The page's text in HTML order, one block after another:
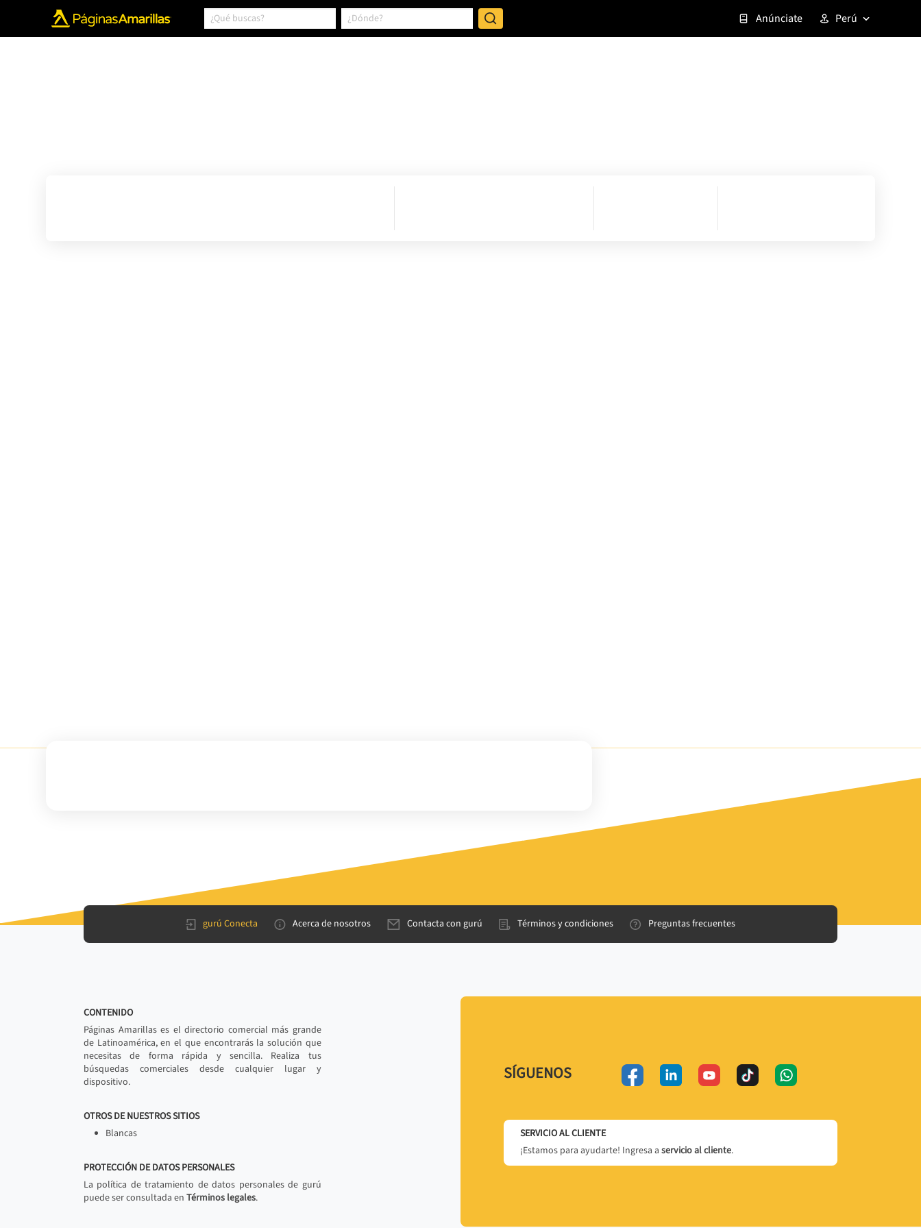
Anúnciate Perú
gurú Conecta Acerca de nosotros Contacta con gurú Términos y condiciones Preguntas frecuentes
CONTENIDO
Páginas Amarillas es el directorio comercial más grande
de Latinoamérica, en el que encontrarás la solución que
necesitas de forma rápida y sencilla. Realiza tus
búsquedas comerciales desde cualquier lugar y
dispositivo.
OTROS DE NUESTROS SITIOS
Blancas
PROTECCIÓN DE DATOS PERSONALES
La política de tratamiento de datos personales de gurú
puede ser consultada en Términos legales.
SÍGUENOS
SERVICIO AL CLIENTE
¡Estamos para ayudarte! Ingresa a servicio al cliente.